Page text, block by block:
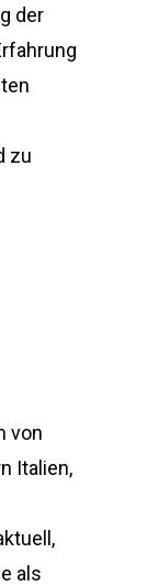
der
zu
von
Italien,
als